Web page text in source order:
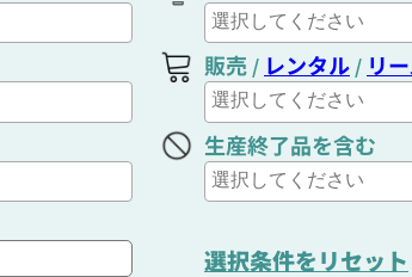
販売 / レンタル / リ
生産終了品を含む
選択条件をリセット